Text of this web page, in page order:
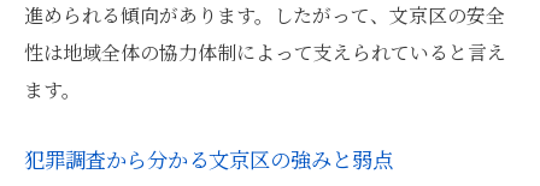
進められる傾向があります。したがって、文京区の安全
性は地域全体の協力体制によって支えられていると言え
ます。
犯罪調査から分かる文京区の強みと弱点